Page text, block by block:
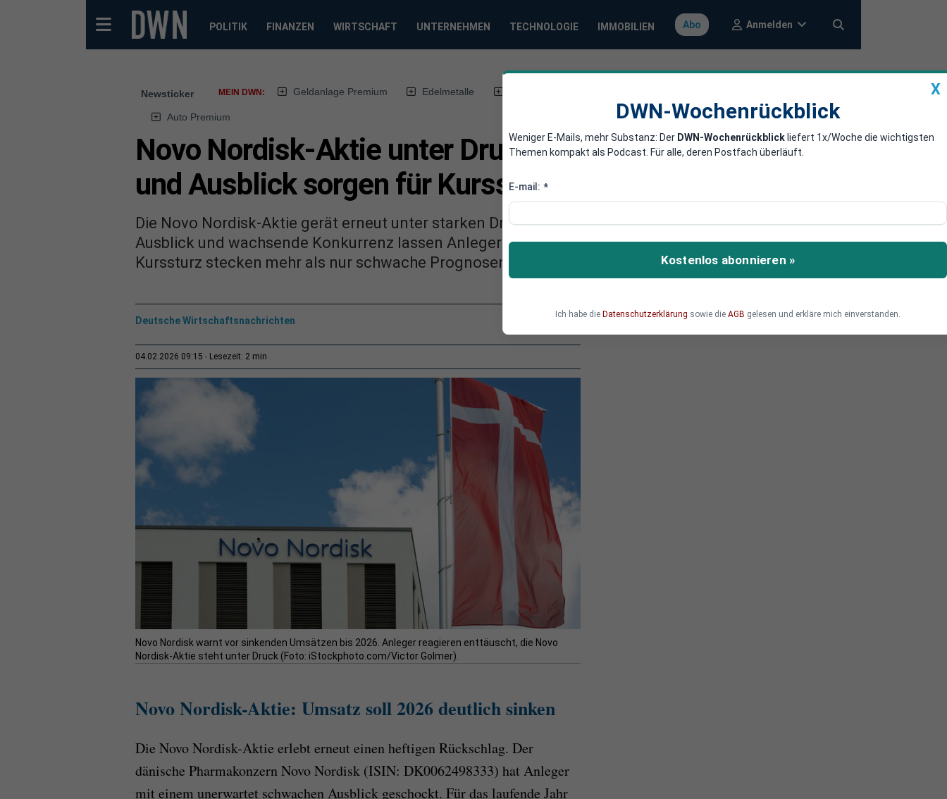
POLITIK FINANZEN WIRTSCHAFT UNTERNEHMEN TECHNOLOGIE IMMOBILIEN Abo Anmelden
Newsticker MEIN DWN: Geldanlage Premium Edelmetalle
Auto Premium
Novo Nordisk-Aktie unter Druck: Umsatzrückgang
und Ausblick sorgen für Kurssturz
Die Novo Nordisk-Aktie gerät erneut unter starken Druck. Ein überraschend pessimistischer
Ausblick und wachsende Konkurrenz lassen Anleger nervös reagieren. Doch hinter dem
Kurssturz stecken mehr als nur schwache Prognosen – wie ernst ist die Lage wirklich?
Deutsche Wirtschaftsnachrichten
04.02.2026 09:15 Lesezeit: 2 min
Novo Nordisk warnt vor sinkenden Umsätzen bis 2026. Anleger reagieren enttäuscht, die Novo
Nordisk-Aktie steht unter Druck (Foto: iStockphoto.com/Victor Golmer).
Novo Nordisk-Aktie: Umsatz soll 2026 deutlich sinken
Die Novo Nordisk-Aktie erlebt erneut einen heftigen Rückschlag. Der
dänische Pharmakonzern Novo Nordisk (ISIN: DK0062498333) hat Anleger
mit einem unerwartet schwachen Ausblick geschockt. Für das laufende Jahr
X
DWN-Wochenrückblick
Weniger E-Mails, mehr Substanz: Der DWN-Wochenrückblick liefert 1x/Woche die wichtigsten
Themen kompakt als Podcast. Für alle, deren Postfach überläuft.
E-mail: *
Kostenlos abonnieren »
Ich habe die Datenschutzerklärung sowie die AGB gelesen und erkläre mich einverstanden.